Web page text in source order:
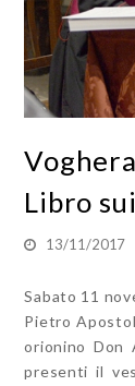
Libro
13/11/2017
Sabato 11
Pietro
orionino Don
presenti il